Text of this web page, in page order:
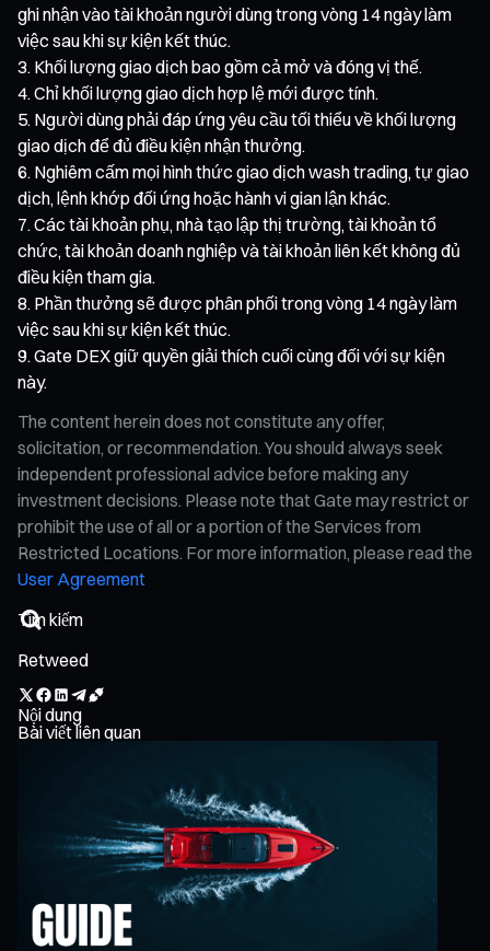
ghi nhận vào tài khoản người dùng trong vòng 14 ngày làm
việc sau khi sự kiện kết thúc.
Khối lượng giao dịch bao gồm cả mở và đóng vị thế.
Chỉ khối lượng giao dịch hợp lệ mới được tính.
Người dùng phải đáp ứng yêu cầu tối thiểu về khối lượng
giao dịch để đủ điều kiện nhận thưởng.
Nghiêm cấm mọi hình thức giao dịch wash trading, tự giao
dịch, lệnh khớp đối ứng hoặc hành vi gian lận khác.
Các tài khoản phụ, nhà tạo lập thị trường, tài khoản tổ
chức, tài khoản doanh nghiệp và tài khoản liên kết không đủ
điều kiện tham gia.
Phần thưởng sẽ được phân phối trong vòng 14 ngày làm
việc sau khi sự kiện kết thúc.
Gate DEX giữ quyền giải thích cuối cùng đối với sự kiện
này.
The content herein does not constitute any offer,
solicitation, or recommendation. You should always seek
independent professional advice before making any
investment decisions. Please note that Gate may restrict or
prohibit the use of all or a portion of the Services from
Restricted Locations. For more information, please read the
User Agreement
Retweed
Nội dung
Bài viết liên quan